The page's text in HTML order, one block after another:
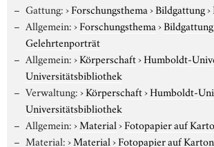
Gattung:›Forschungsthema›Bildgattung›
Allgemein:›Forschungsthema›Bildgattung
Gelehrtenporträt
Allgemein:›Körperschaft›Humboldt-
Universitätsbibliothek
Verwaltung:›Körperschaft›Humboldt-
Universitätsbibliothek
Allgemein:›Material›Fotopapier auf
Material:›Material›Fotopapier auf Karton